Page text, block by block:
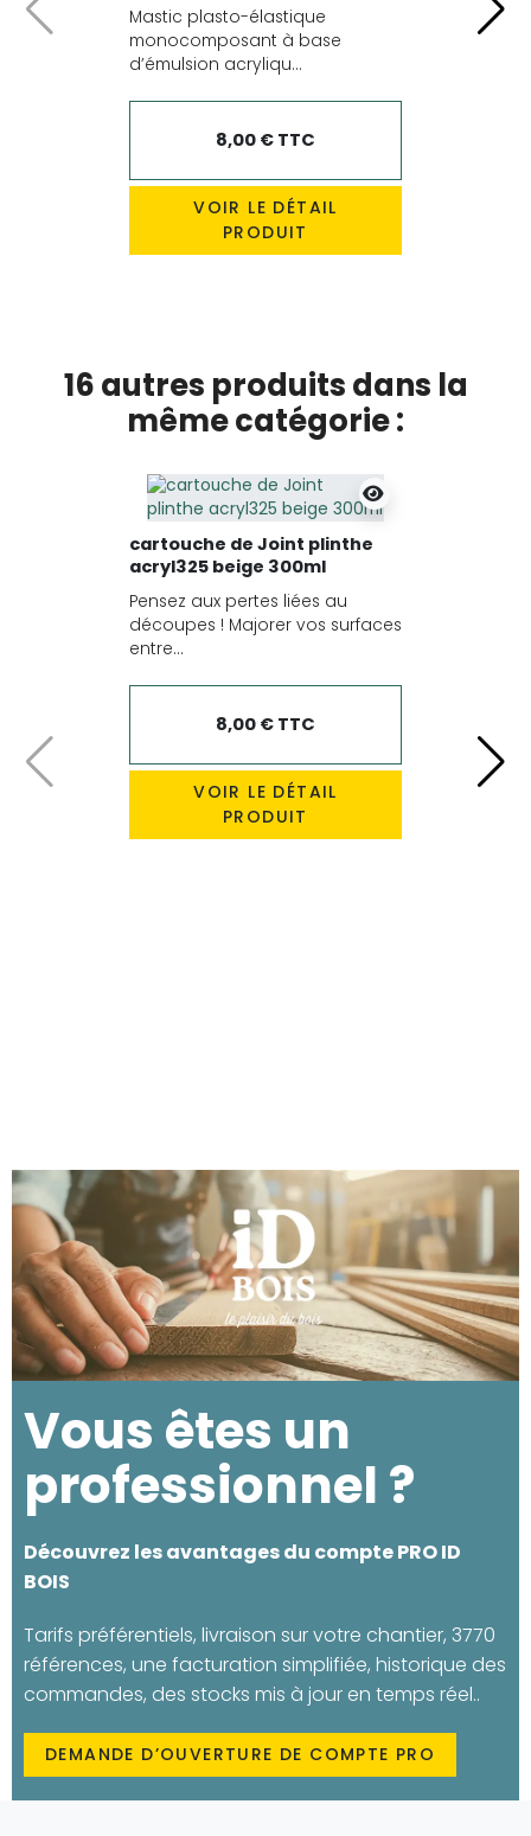
Mastic plasto-élastique
monocomposant à base
d’émulsion acryliqu...
8,00 € TTC
VOIR LE DÉTAIL
PRODUIT
Précédent
16 autres produits dans la
même catégorie :
cartouche de Joint plinthe
acryl325 beige 300ml
Pensez aux pertes liées au
découpes ! Majorer vos surfaces
entre...
8,00 € TTC
VOIR LE DÉTAIL
PRODUIT
Précédent
Vous êtes un
professionnel ?
Découvrez les avantages du compte PRO ID
BOIS
Tarifs préférentiels, livraison sur votre chantier, 3770
références, une facturation simplifiée, historique des
commandes, des stocks mis à jour en temps réel..
DEMANDE D’OUVERTURE DE COMPTE PRO